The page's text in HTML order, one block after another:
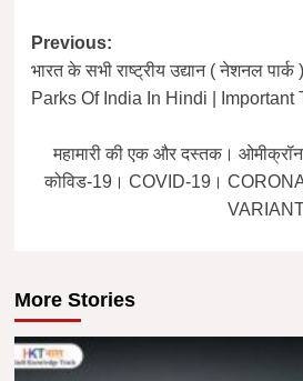
Post
navigation
Previous:
भारत के सभी राष्ट्रीय उद्यान ( नेशनल
Parks Of India In Hindi | Important
महामारी की एक और दस्तक। ओमीक्रॉन
कोविड-19। COVID-19।
More Stories